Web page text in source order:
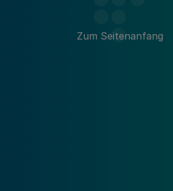
Zum Seitenanfang